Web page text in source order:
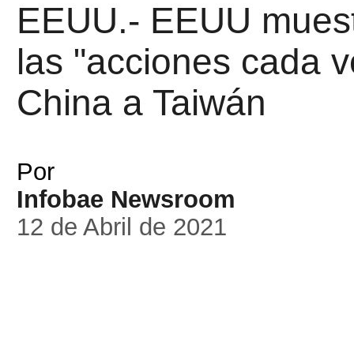
EEUU.- EEUU
las "acciones cada
China a Taiwán
Por
Infobae Newsroom
12 de Abril de 2021